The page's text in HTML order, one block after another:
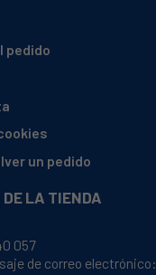
pedido
un pedido
LA TIENDA
057
de correo electrónico: